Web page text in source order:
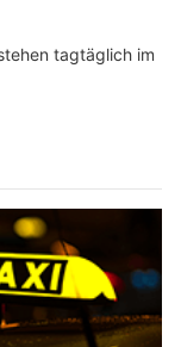
tagtäglich im